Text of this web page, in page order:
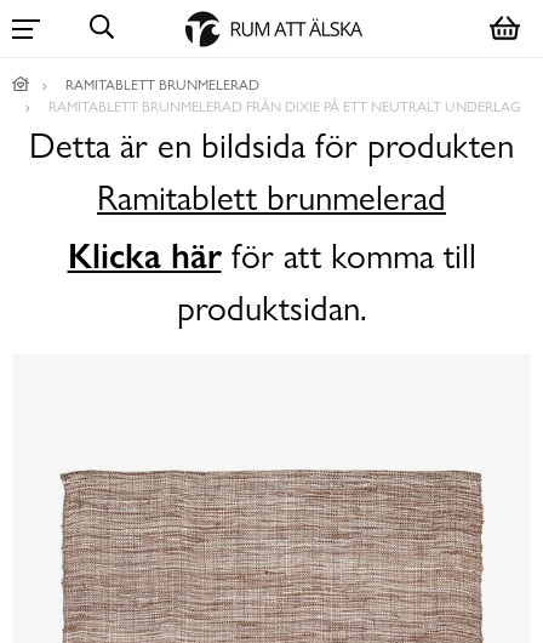
RAMITABLETT BRUNMELERAD
RAMITABLETT BRUNMELERAD FRÅN DIXIE PÅ ETT NEUTRALT UNDERLAG
Detta är en bildsida för produkten
Ramitablett brunmelerad
Klicka härför att komma till
produktsidan.